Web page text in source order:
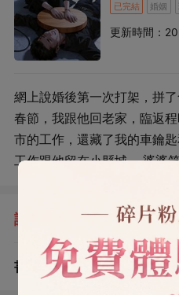
已完結 婚姻
更新時間：
網上說婚後第一次打架，拼
春節，我跟他回老家，臨返
市的工作，還藏了我的車鑰
工作跟他留在小縣城。 婆婆
守張家規矩」 大姑姐拱火：
人？」 他當眾甩我一耳光：
了廚房，拎起剁骨頭的刀。
誰！ 十分鐘後，拍門聲、慘
道。
評分：
書評 （0）